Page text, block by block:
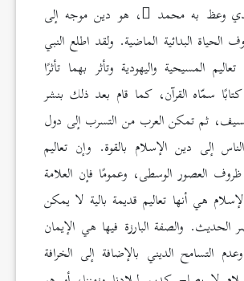
وعظ به محمد
، هو دين موجه إلى
الحياة البدائية الماضية. ولقد اطلع النبي
المسيحية واليهودية وتأثر بهما تأثرًا
سمّاه القرآن، كما قام بعد ذلك بنشر
ثم تمكن العرب من التسرب إلى دول
إلى دين الإسلام بالقوة. وإن تعاليم
العصور الوسطى، وعمومًا فإن العلامة
الإسلام هي أنها تعاليم قديمة بالية لا يمكن
الحديث. والصفة البارزة فيها هي الإيمان
التسامح الديني بالإضافة إلى الخرافة